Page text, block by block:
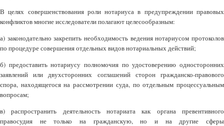
В целях совершенствования роли нотариуса в предупреждении правовых
конфликтов многие исследователи полагают целесообразным:
а) законодательно закрепить необходимость ведения нотариусом протоколов
по процедуре совершения отдельных видов нотариальных действий;
б) предоставить нотариусу полномочия по удостоверению односторонних
заявлений или двухсторонних соглашений сторон гражданско-правового
спора, находящегося на рассмотрении суда, по отдельным процессуальным
вопросам;
в) распространить деятельность нотариата как органа превентивного
правосудия не только на гражданскую, но и на другие сферы